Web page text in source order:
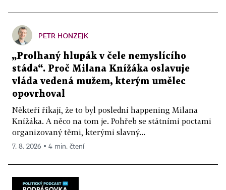
PETR HONZEJK
„Prolhaný hlupák v čele nemyslícího
stáda“. Proč Milana Knížáka oslavuje
vláda vedená mužem, kterým umělec
opovrhoval
Někteří říkají, že to byl poslední happening Milana
Knížáka. A něco na tom je. Pohřeb se státními poctami
organizovaný těmi, kterými slavný...
7. 8. 2026 ▪ 4 min. čtení